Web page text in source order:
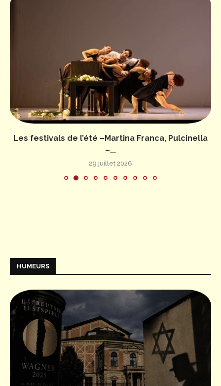
Les festivals de l’été –Martina Franca, Pulcinella
–...
29 juillet 2026
HUMEURS